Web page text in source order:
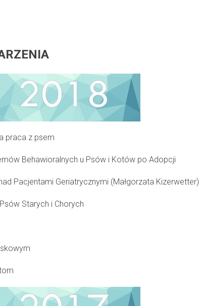
praca z psem
Behawioralnych u Psów i Kotów po Adopcji
Pacjentami Geriatrycznymi (Małgorzata Kizerwetter)
Starych i Chorych